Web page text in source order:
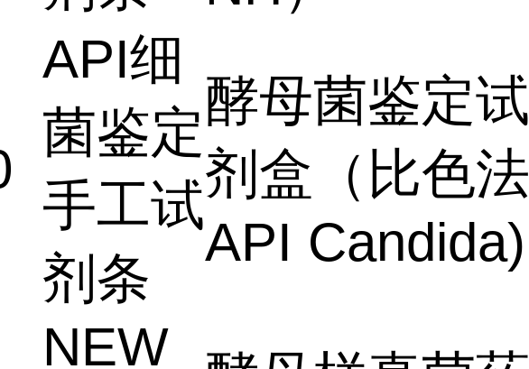
API细
菌鉴定
手工试
剂条
酵母菌鉴定试
剂盒（比色法
API Candida)
NEW